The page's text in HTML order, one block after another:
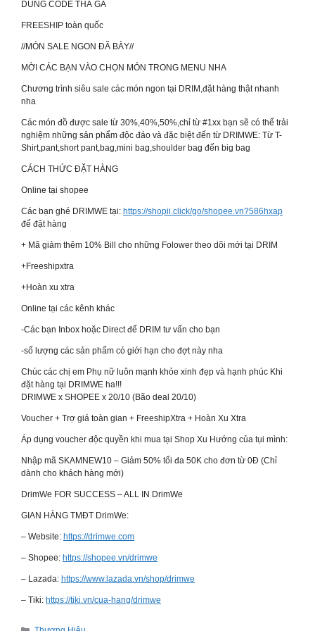
DÙNG CODE THẢ GA
FREESHIP toàn quốc
//MÓN SALE NGON ĐÃ BÀY//
MỜI CÁC BẠN VÀO CHỌN MÓN TRONG MENU NHA
Chương trình siêu sale các món ngon tại DRIM,đặt hàng thật nhanh
nha
Các món đồ được sale từ 30%,40%,50%,chỉ từ #1xx bạn sẽ có thể trải
nghiệm những sản phẩm độc đáo và đặc biệt đến từ DRIMWE: Từ T-
Shirt,pant,short pant,bag,mini bag,shoulder bag đến big bag
CÁCH THỨC ĐẶT HÀNG
Online tại shopee
Các bạn ghé DRIMWE tại: https://shopii.click/go/shopee.vn?586hxap
để đặt hàng
+ Mã giảm thêm 10% Bill cho những Folower theo dõi mới tại DRIM
+Freeshipxtra
+Hoàn xu xtra
Online tại các kênh khác
-Các bạn Inbox hoặc Direct để DRIM tư vấn cho bạn
-số lượng các sản phẩm có giới hạn cho đợt này nha
Chúc các chị em Phụ nữ luôn mạnh khỏe xinh đẹp và hạnh phúc Khi
đặt hàng tại DRIMWE ha!!!
DRIMWE x SHOPEE x 20/10 (Bão deal 20/10)
Voucher + Trợ giá toàn gian + FreeshipXtra + Hoàn Xu Xtra
Áp dụng voucher độc quyền khi mua tại Shop Xu Hướng của tụi mình:
Nhập mã SKAMNEW10 – Giảm 50% tối đa 50K cho đơn từ 0Đ (Chỉ
dành cho khách hàng mới)
DrimWe FOR SUCCESS – ALL IN DrimWe
GIAN HÀNG TMĐT DrimWe:
– Website: https://drimwe.com
– Shopee: https://shopee.vn/drimwe
– Lazada: https://www.lazada.vn/shop/drimwe
– Tiki: https://tiki.vn/cua-hang/drimwe
Categories